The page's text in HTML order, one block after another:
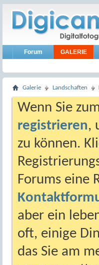
Forum GALERIE
Galerie Landschaften
Wenn Sie
registrieren,
zu können.
Forums eine
aber ein
oft, einige
das Sie am